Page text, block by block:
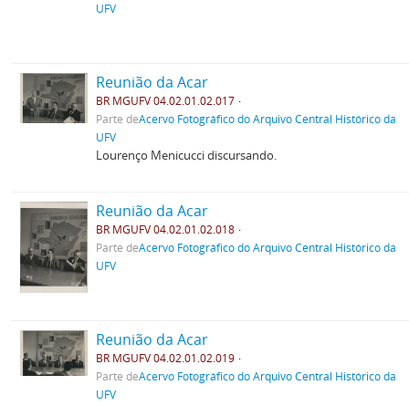
UFV
Reunião da Acar
BR MGUFV 04.02.01.02.017
Parte deAcervo Fotográfico do Arquivo Central Histórico da
UFV
Lourenço Menicucci discursando.
Reunião da Acar
BR MGUFV 04.02.01.02.018
Parte deAcervo Fotográfico do Arquivo Central Histórico da
UFV
Reunião da Acar
BR MGUFV 04.02.01.02.019
Parte deAcervo Fotográfico do Arquivo Central Histórico da
UFV